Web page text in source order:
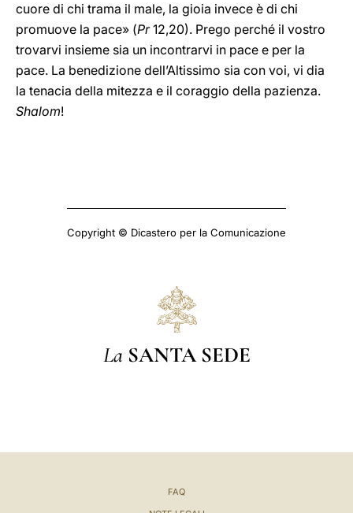
cuore di chi trama il male, la gioia invece è di chi
promuove la pace» (Pr12,20). Prego perché il vostro
trovarvi insieme sia un incontrarvi in pace e per la
pace. La benedizione dell’Altissimo sia con voi, vi dia
la tenacia della mitezza e il coraggio della pazienza.
Shalom!
Copyright © Dicastero per la Comunicazione
La SANTA SEDE
FAQ